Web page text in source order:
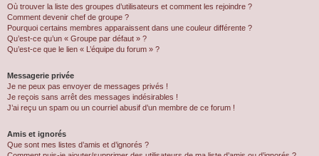
Où trouver la liste des groupes d’utilisateurs et comment les rejoindre ?
Comment devenir chef de groupe ?
Pourquoi certains membres apparaissent dans une couleur différente ?
Qu’est-ce qu’un « Groupe par défaut » ?
Qu’est-ce que le lien « L’équipe du forum » ?
Messagerie privée
Je ne peux pas envoyer de messages privés !
Je reçois sans arrêt des messages indésirables !
J’ai reçu un spam ou un courriel abusif d’un membre de ce forum !
Amis et ignorés
Que sont mes listes d’amis et d’ignorés ?